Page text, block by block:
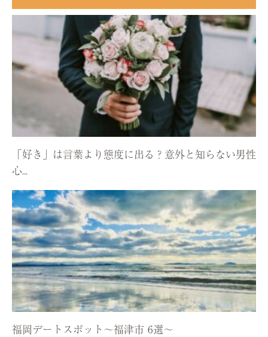
「好き」は言葉より態度に出る？意外と知らない男性
心...
福岡デートスポット〜福津市 6選〜